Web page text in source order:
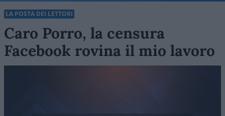
LA POSTA DEI LETTORI
Caro Porro, la censura
Facebook rovina il mio lavoro